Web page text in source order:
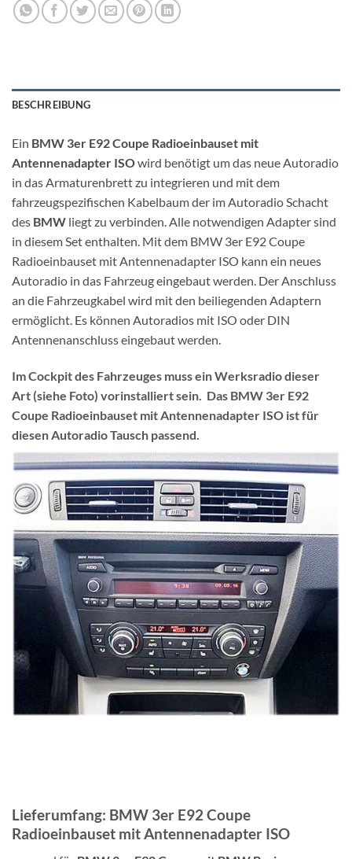
BESCHREIBUNG
Ein BMW 3er E92 Coupe Radioeinbauset mit
Antennenadapter ISOwird benötigt um das neue Autoradio
in das Armaturenbrett zu integrieren und mit dem
fahrzeugspezifischen Kabelbaum der im Autoradio Schacht
des BMW liegt zu verbinden. Alle notwendigen Adapter sind
in diesem Set enthalten. Mit dem BMW 3er E92 Coupe
Radioeinbauset mit Antennenadapter ISO kann ein neues
Autoradio in das Fahrzeug eingebaut werden. Der Anschluss
an die Fahrzeugkabel wird mit den beiliegenden Adaptern
ermöglicht. Es können Autoradios mit ISO oder DIN
Antennenanschluss eingebaut werden.
Im Cockpit des Fahrzeuges muss ein Werksradio dieser
Art (siehe Foto) vorinstalliert sein. Das BMW 3er E92
Coupe Radioeinbauset mit Antennenadapter ISO ist für
diesen Autoradio Tausch passend.
Lieferumfang: BMW 3er E92 Coupe
Radioeinbauset mit Antennenadapter ISO